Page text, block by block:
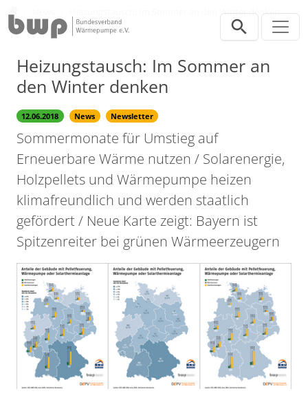
Heizungstausch: Im Sommer an den Winter denken
Heizungstausch: Im Sommer an
den Winter denken
12.06.2018 News Newsletter
Sommermonate für Umstieg auf
Erneuerbare Wärme nutzen / Solarenergie,
Holzpellets und Wärmepumpe heizen
klimafreundlich und werden staatlich
gefördert / Neue Karte zeigt: Bayern ist
Spitzenreiter bei grünen Wärmeerzeugern